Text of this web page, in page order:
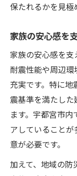
保たれるかを見極
家族の安心感を
家族の安心感を
耐震性能や周辺
充実です。特に
震基準を満たし
ます。宇都宮市
アしていること
意が必要です。
加えて、地域の